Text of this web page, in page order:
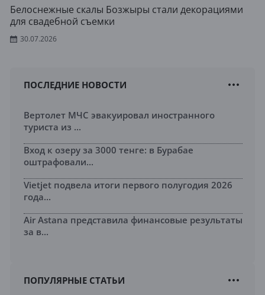
Белоснежные скалы Бозжыры стали декорациями
для свадебной съемки
30.07.2026
ПОСЛЕДНИЕ НОВОСТИ
Вертолет МЧС эвакуировал иностранного
туриста из ...
Вход к озеру за 3000 тенге: в Бурабае
оштрафовали...
Vietjet подвела итоги первого полугодия 2026
года...
Air Astana представила финансовые результаты
за в...
ПОПУЛЯРНЫЕ СТАТЬИ